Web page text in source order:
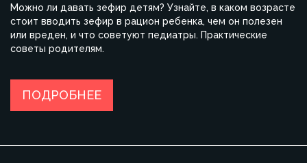
Можно ли давать зефир детям? Узнайте, в каком возрасте
стоит вводить зефир в рацион ребенка, чем он полезен
или вреден, и что советуют педиатры. Практические
советы родителям.
ПОДРОБНЕЕ